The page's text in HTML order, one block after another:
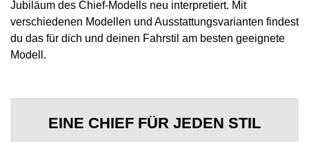
Jubiläum des Chief-Modells neu interpretiert. Mit
verschiedenen Modellen und Ausstattungsvarianten findest
du das für dich und deinen Fahrstil am besten geeignete
Modell.
EINE CHIEF FÜR JEDEN STIL